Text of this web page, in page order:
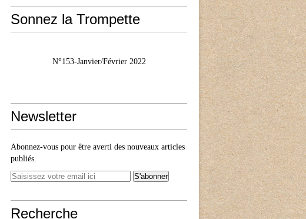
Sonnez la Trompette
N°153-Janvier/Février 2022
Newsletter
Abonnez-vous pour être averti des nouveaux articles
publiés.
Recherche